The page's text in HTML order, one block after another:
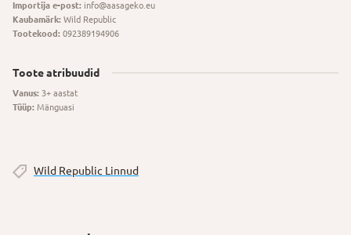
Importija e-post: info@aasageko.eu
Kaubamärk: Wild Republic
Tootekood: 092389194906
Toote atribuudid
Vanus: 3+ aastat
Tüüp: Mänguasi
Wild Republic Linnud